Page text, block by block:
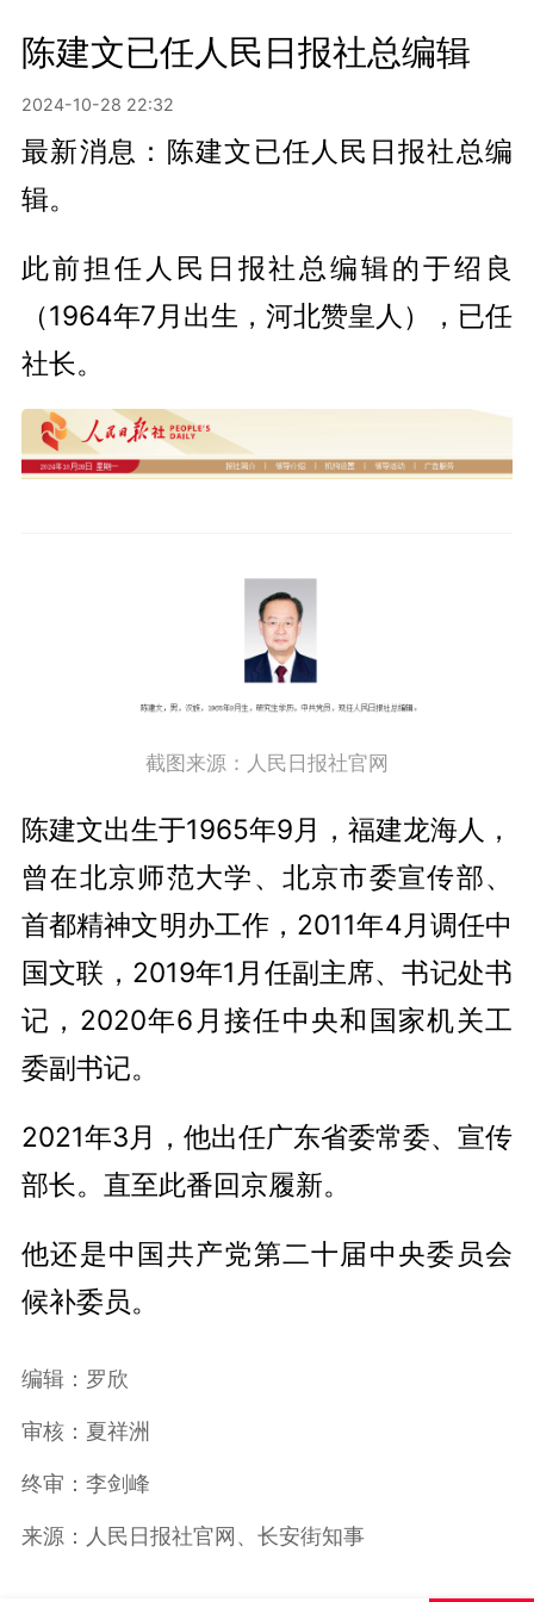
陈建文已任人民日报社总编辑
2024-10-28 22:32
最新消息：陈建文已任人民日报社总编
辑。
此前担任人民日报社总编辑的于绍良
（1964年7月出生，河北赞皇人），已任
社长。
截图来源：人民日报社官网
陈建文出生于1965年9月，福建龙海人，
曾在北京师范大学、北京市委宣传部、
首都精神文明办工作，2011年4月调任中
国文联，2019年1月任副主席、书记处书
记，2020年6月接任中央和国家机关工
委副书记。
2021年3月，他出任广东省委常委、宣传
部长。直至此番回京履新。
他还是中国共产党第二十届中央委员会
候补委员。
编辑：罗欣
审核：夏祥洲
终审：李剑峰
来源：人民日报社官网、长安街知事